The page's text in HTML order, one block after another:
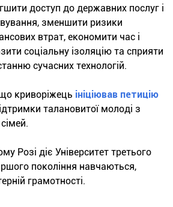
доступ до державних послуг і
зменшити ризики
втрат, економити час і
соціальну ізоляцію та сприяти
сучасних технологій.
криворіжець ініціював петицію
талановитої молоді з
Розі діє Університет третього
покоління навчаються,
грамотності.